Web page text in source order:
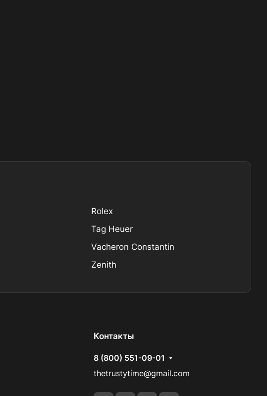
Rolex
Tag Heuer
Vacheron Constantin
Zenith
Контакты
8 (800) 551-09-01
thetrustytime@gmail.com